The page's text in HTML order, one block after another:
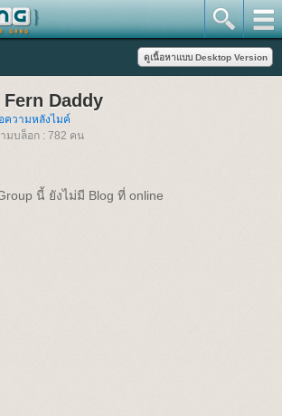
Fern Daddy
ความหลังไมค์
มบล็อก : 782 คน
นี้ ยังไม่มี Blog ที่ online